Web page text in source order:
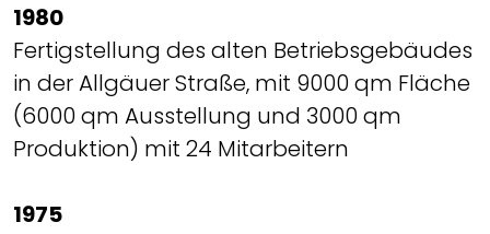
1980
Fertigstellung des alten Betriebsgebäudes
in der Allgäuer Straße, mit 9000 qm Fläche
(6000 qm Ausstellung und 3000 qm
Produktion) mit 24 Mitarbeitern
1975